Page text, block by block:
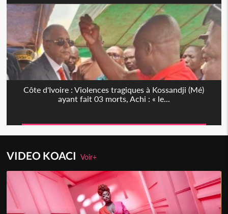
Côte d'Ivoire : Violences tragiques à Kossandji (Mé)
ayant fait 03 morts, Achi : « le...
VIDEO KOACIVoir+